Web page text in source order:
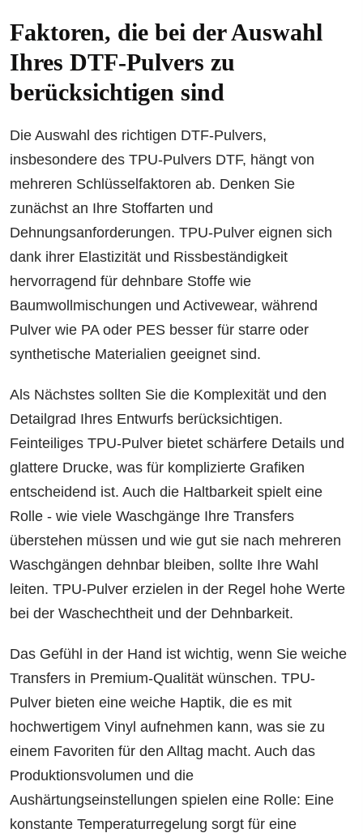
Faktoren, die bei der Auswahl
Ihres DTF-Pulvers zu
berücksichtigen sind
Die Auswahl des richtigen DTF-Pulvers,
insbesondere des TPU-Pulvers DTF, hängt von
mehreren Schlüsselfaktoren ab. Denken Sie
zunächst an Ihre Stoffarten und
Dehnungsanforderungen. TPU-Pulver eignen sich
dank ihrer Elastizität und Rissbeständigkeit
hervorragend für dehnbare Stoffe wie
Baumwollmischungen und Activewear, während
Pulver wie PA oder PES besser für starre oder
synthetische Materialien geeignet sind.
Als Nächstes sollten Sie die Komplexität und den
Detailgrad Ihres Entwurfs berücksichtigen.
Feinteiliges TPU-Pulver bietet schärfere Details und
glattere Drucke, was für komplizierte Grafiken
entscheidend ist. Auch die Haltbarkeit spielt eine
Rolle - wie viele Waschgänge Ihre Transfers
überstehen müssen und wie gut sie nach mehreren
Waschgängen dehnbar bleiben, sollte Ihre Wahl
leiten. TPU-Pulver erzielen in der Regel hohe Werte
bei der Waschechtheit und der Dehnbarkeit.
Das Gefühl in der Hand ist wichtig, wenn Sie weiche
Transfers in Premium-Qualität wünschen. TPU-
Pulver bieten eine weiche Haptik, die es mit
hochwertigem Vinyl aufnehmen kann, was sie zu
einem Favoriten für den Alltag macht. Auch das
Produktionsvolumen und die
Aushärtungseinstellungen spielen eine Rolle: Eine
konstante Temperaturregelung sorgt für eine